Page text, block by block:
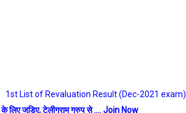
1st List of Revaluation Result (Dec-2021 exam)
लिए जुड़िए, टेलीग्राम ग्रुप से .... Join Now